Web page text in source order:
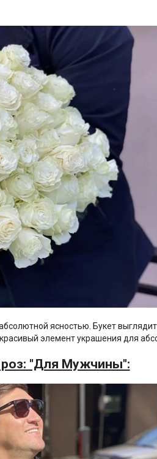
ясностью. Букет
элемент украшения для
роз: "Для Мужчины":